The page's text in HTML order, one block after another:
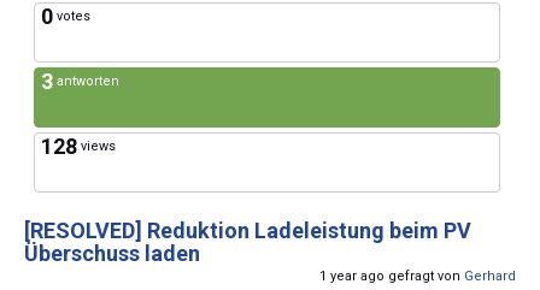
0 votes
3 antworten
128 views
[RESOLVED] Reduktion Ladeleistung beim PV
Überschuss laden
1 year ago gefragt von Gerhard